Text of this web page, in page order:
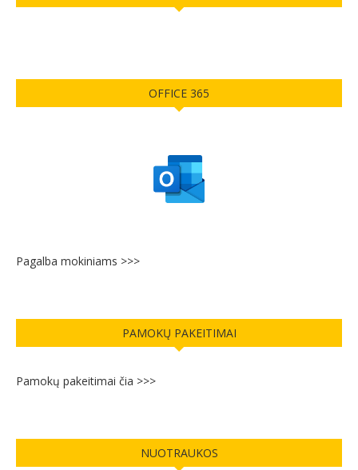
OFFICE 365
Pagalba mokiniams >>>
PAMOKŲ PAKEITIMAI
Pamokų pakeitimai čia >>>
NUOTRAUKOS